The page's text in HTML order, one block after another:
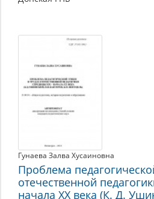
Гунаева Залва Хусаиновна
Проблема
отечественной
начала XX века (К. Д.